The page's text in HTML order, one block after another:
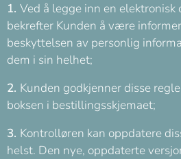
1. Ved å legge inn en elektronisk
bekrefter Kunden å være
beskyttelsen av personlig
dem i sin helhet;
2. Kunden godkjenner disse
boksen i bestillingsskjemaet;
3. Kontrolløren kan oppdatere
helst. Den nye, oppdaterte